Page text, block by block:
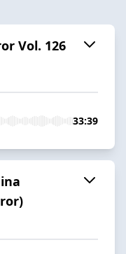
Vol. 126
33:39